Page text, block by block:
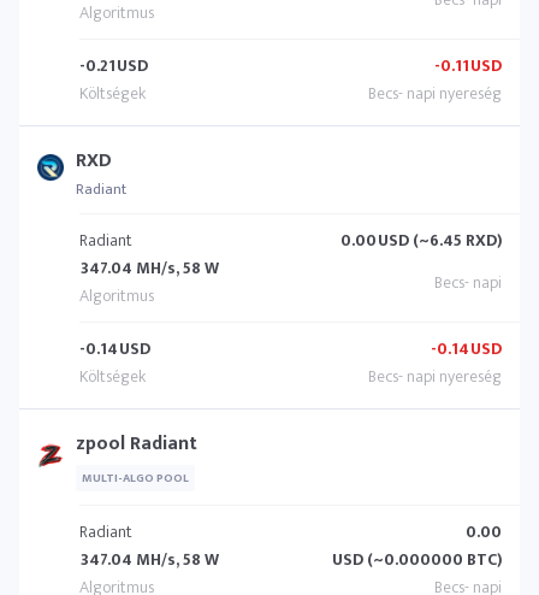
-0.21USD -0.11USD
RXD
Radiant
Radiant
347.04 MH/s, 58 W
0.00USD (~6.45 RXD)
-0.14USD -0.14USD
zpool Radiant
MULTI-ALGO POOL
Radiant
347.04 MH/s, 58 W
0.00
USD (~0.000000 BTC)